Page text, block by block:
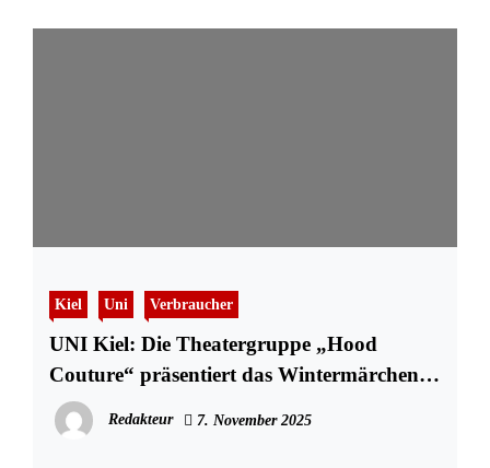
Kiel Uni Verbraucher
UNI Kiel: Die Theatergruppe „Hood
Couture“ präsentiert das Wintermärchen
„Robin Hood“
Redakteur 7. November 2025